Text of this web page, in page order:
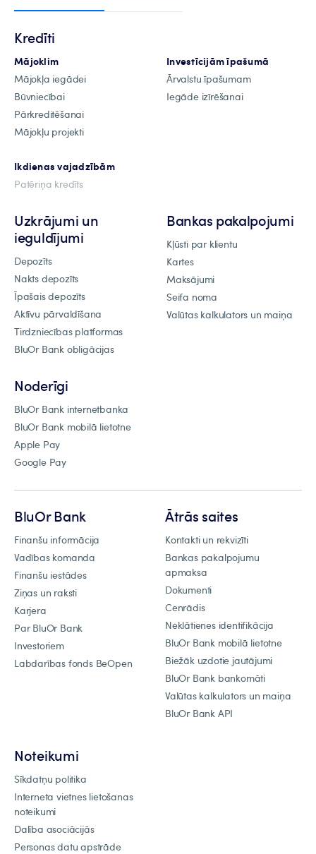
Kredīti
Mājoklim
Mājokļa iegādei
Būvniecībai
Pārkreditēšanai
Mājokļu projekti
Investīcijām īpašumā
Ārvalstu īpašumam
Iegāde izīrēšanai
Ikdienas vajadzībām
Patēriņa kredīts
Uzkrājumi un
ieguldījumi
Depozīts
Nakts depozīts
Īpašais depozīts
Aktīvu pārvaldīšana
Tirdzniecības platformas
BluOr Bank obligācijas
Bankas pakalpojumi
Kļūsti par klientu
Kartes
Maksājumi
Seifa noma
Valūtas kalkulators un maiņa
Noderīgi
BluOr Bank internetbanka
BluOr Bank mobilā lietotne
Apple Pay
Google Pay
BluOr Bank
Finanšu informācija
Vadības komanda
Finanšu iestādes
Ziņas un raksti
Karjera
Par BluOr Bank
Investoriem
Labdarības fonds BeOpen
Ātrās saites
Kontakti un rekvizīti
Bankas pakalpojumu
apmaksa
Dokumenti
Cenrādis
Neklātienes identifikācija
BluOr Bank mobilā lietotne
Biežāk uzdotie jautājumi
BluOr Bank bankomāti
Valūtas kalkulators un maiņa
BluOr Bank API
Noteikumi
Sīkdatņu politika
Interneta vietnes lietošanas
noteikumi
Dalība asociācijās
Personas datu apstrāde